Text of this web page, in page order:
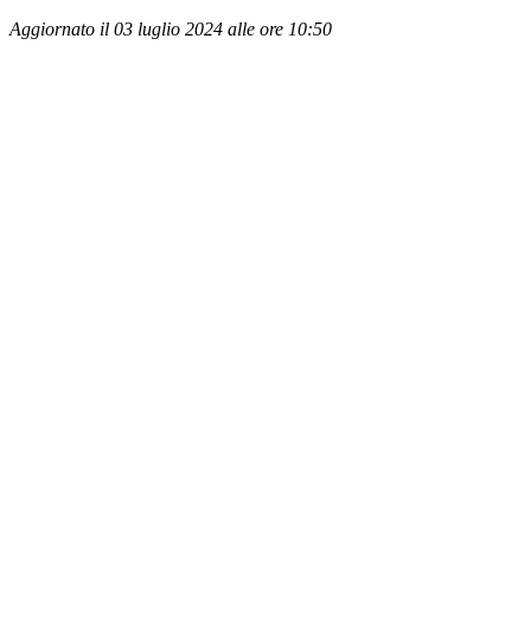
Aggiornato il 03 luglio 2024 alle ore 10:50